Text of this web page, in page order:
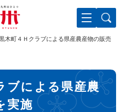
木町４Ｈクラブによる県産農産物の販売
ブによる県産農
実施